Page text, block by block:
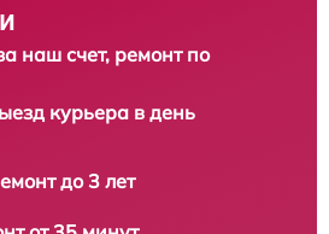
наш счет, ремонт по
курьера в день
до 3 лет